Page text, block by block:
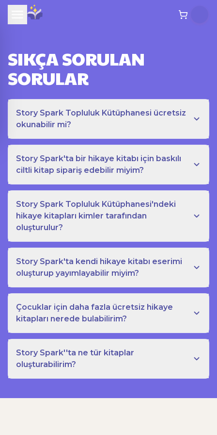
SIKÇA SORULAN
SORULAR
Story Spark Topluluk Kütüphanesi ücretsiz
okunabilir mi?
Story Spark'ta bir hikaye kitabı için baskılı
ciltli kitap sipariş edebilir miyim?
Story Spark Topluluk Kütüphanesi'ndeki
hikaye kitapları kimler tarafından
oluşturulur?
Story Spark'ta kendi hikaye kitabı eserimi
oluşturup yayımlayabilir miyim?
Çocuklar için daha fazla ücretsiz hikaye
kitapları nerede bulabilirim?
Story Spark''ta ne tür kitaplar
oluşturabilirim?